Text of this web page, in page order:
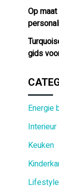
Op
gids
Energie
Interieur
Keuken
Lifestyle